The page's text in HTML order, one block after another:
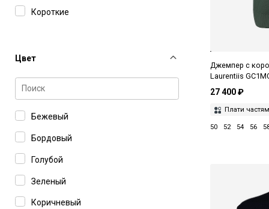
Короткие
Цвет
Бежевый
Бордовый
Голубой
Зеленый
Коричневый
Джемпер с
Laurentiis
27 400 ₽
Плати
50 52 54 56